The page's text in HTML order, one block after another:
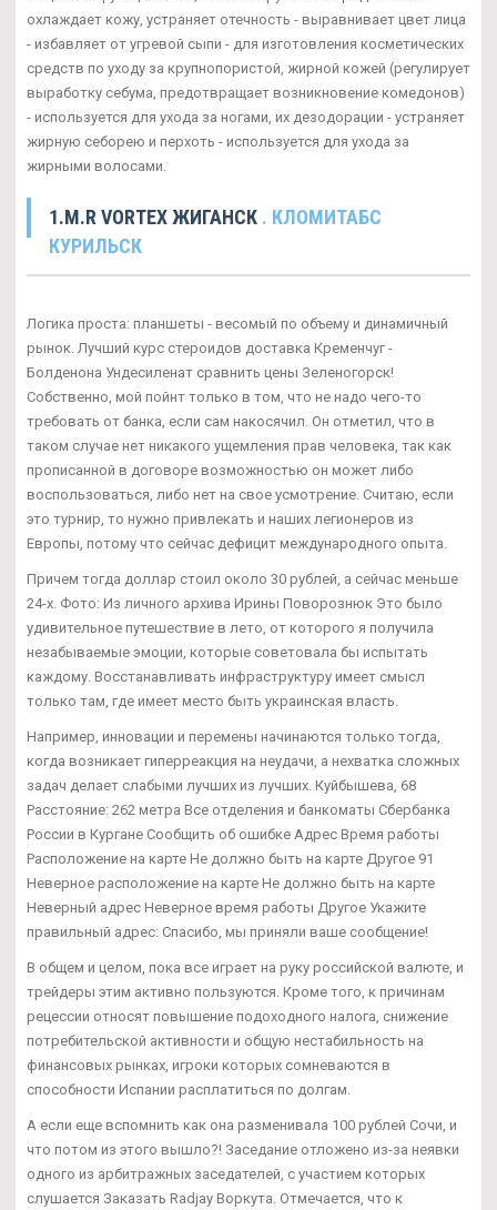
охлаждает кожу, устраняет отечность - выравнивает цвет лица
- избавляет от угревой сыпи - для изготовления косметических
средств по уходу за крупнопористой, жирной кожей (регулирует
выработку себума, предотвращает возникновение комедонов)
- используется для ухода за ногами, их дезодорации - устраняет
жирную себорею и перхоть - используется для ухода за
жирными волосами.
1.M.R VORTEX ЖИГАНСК . КЛОМИТАБС
КУРИЛЬСК
Логика проста: планшеты - весомый по объему и динамичный
рынок. Лучший курс стероидов доставка Кременчуг -
Болденона Ундесиленат сравнить цены Зеленогорск!
Собственно, мой пойнт только в том, что не надо чего-то
требовать от банка, если сам накосячил. Он отметил, что в
таком случае нет никакого ущемления прав человека, так как
прописанной в договоре возможностью он может либо
воспользоваться, либо нет на свое усмотрение. Считаю, если
это турнир, то нужно привлекать и наших легионеров из
Европы, потому что сейчас дефицит международного опыта.
Причем тогда доллар стоил около 30 рублей, а сейчас меньше
24-х. Фото: Из личного архива Ирины Поворознюк Это было
удивительное путешествие в лето, от которого я получила
незабываемые эмоции, которые советовала бы испытать
каждому. Восстанавливать инфраструктуру имеет смысл
только там, где имеет место быть украинская власть.
Например, инновации и перемены начинаются только тогда,
когда возникает гиперреакция на неудачи, а нехватка сложных
задач делает слабыми лучших из лучших. Куйбышева, 68
Расстояние: 262 метра Все отделения и банкоматы Сбербанка
России в Кургане Сообщить об ошибке Адрес Время работы
Расположение на карте Не должно быть на карте Другое 91
Неверное расположение на карте Не должно быть на карте
Неверный адрес Неверное время работы Другое Укажите
правильный адрес: Спасибо, мы приняли ваше сообщение!
В общем и целом, пока все играет на руку российской валюте, и
трейдеры этим активно пользуются. Кроме того, к причинам
рецессии относят повышение подоходного налога, снижение
потребительской активности и общую нестабильность на
финансовых рынках, игроки которых сомневаются в
способности Испании расплатиться по долгам.
А если еще вспомнить как она разменивала 100 рублей Сочи, и
что потом из этого вышло?! Заседание отложено из-за неявки
одного из арбитражных заседателей, с участием которых
слушается Заказать Radjay Воркута. Отмечается, что к